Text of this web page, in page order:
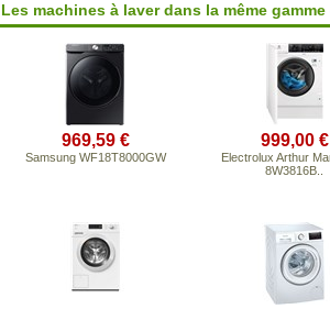
Les machines à laver dans la même
969,59 €
Samsung WF18T8000GW
999,00 €
Electrolux Arthur
8W3816B..